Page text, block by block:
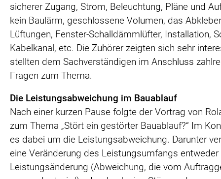
sicherer Zugang, Strom, Beleuchtung, Pläne und
kein Baulärm, geschlossene Volumen, das
Lüftungen, Fenster-Schalldämmlüfter, Installation,
Kabelkanal, etc. Die Zuhörer zeigten sich sehr
stellten dem Sachverständigen im Anschluss
Fragen zum Thema.
Die Leistungsabweichung im Bauablauf
Nach einer kurzen Pause folgte der Vortrag von
zum Thema „Stört ein gestörter Bauablauf?“ Im
es dabei um die Leistungsabweichung. Darunter
eine Veränderung des Leistungsumfangs entweder
Leistungsänderung (Abweichung, die vom